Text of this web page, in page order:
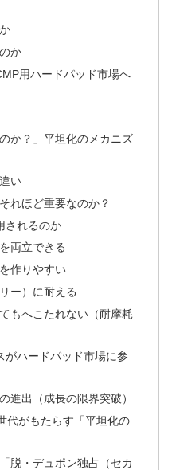
か
用ハードパッド市場へ
か？」平坦化のメカニズ
い
れほど重要なのか？
されるのか
両立できる
作りやすい
ー）に耐える
もへこたれない（耐摩耗
がハードパッド市場に参
進出（成長の限界突破）
代がもたらす「平坦化の
脱・デュポン独占（セカ